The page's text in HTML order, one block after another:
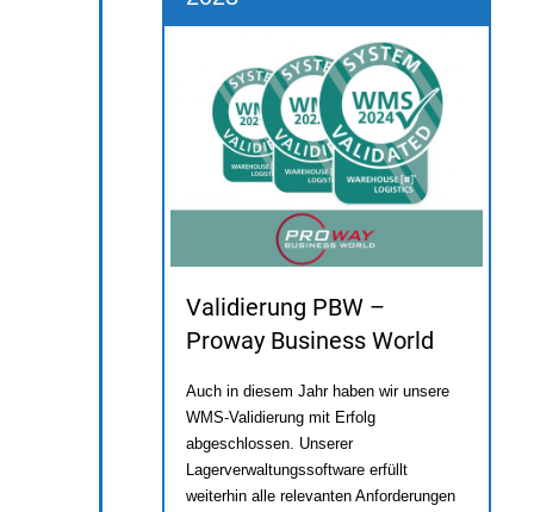
Validierung PBW –
Proway Business World
Auch in diesem Jahr haben wir unsere
WMS-Validierung mit Erfolg
abgeschlossen. Unserer
Lagerverwaltungssoftware erfüllt
weiterhin alle relevanten Anforderungen